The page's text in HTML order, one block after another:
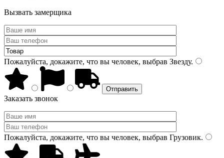
Вызвать замерщика
Пожалуйста, докажите, что вы человек, выбрав Звезду.
Заказать звонок
Пожалуйста, докажите, что вы человек, выбрав Грузовик.